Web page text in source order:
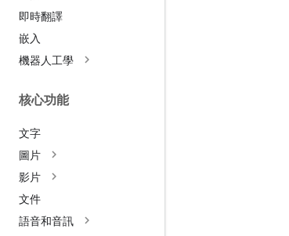
即時翻譯
嵌入
機器人工學
核心功能
文字
圖片
影片
文件
語音和音訊